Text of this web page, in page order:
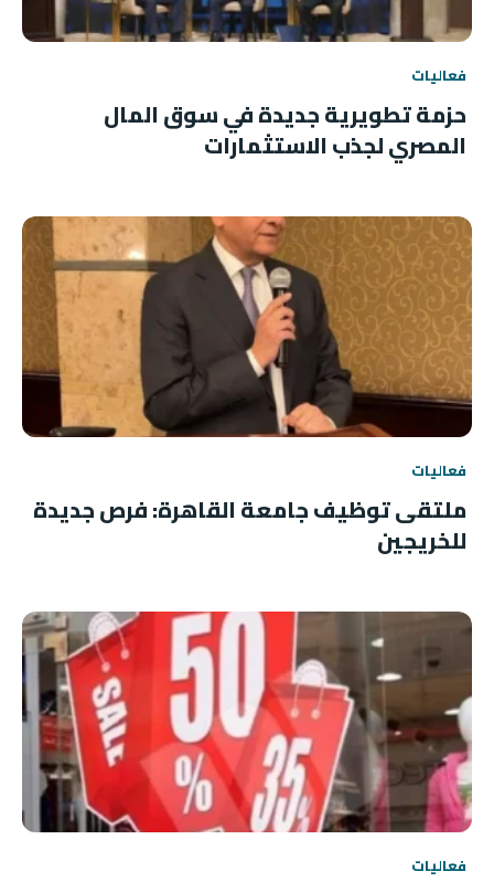
فعاليات
حزمة تطويرية جديدة في سوق المال
المصري لجذب الاستثمارات
فعاليات
ملتقى توظيف جامعة القاهرة: فرص جديدة
للخريجين
فعاليات